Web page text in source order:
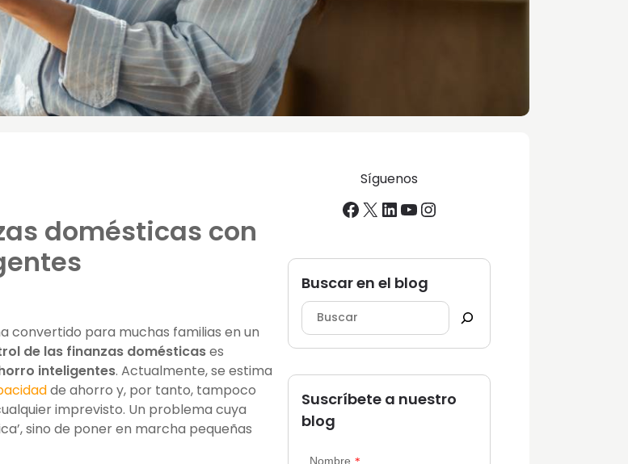
domésticas con
convertido para muchas familias en un
de las finanzas domésticases
inteligentes. Actualmente, se estima
de ahorro y, por tanto, tampoco
imprevisto. Un problema cuya
sino de poner en marcha pequeñas
Síguenos
Facebook
X LinkedIn
YouTube
Instagram
Buscar en el blog
Suscríbete a nuestro
blog